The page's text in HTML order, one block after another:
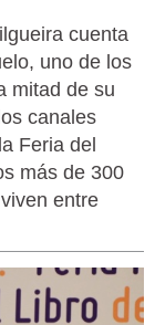
cuenta
uno de los
mitad de su
canales
Feria del
más de 300
entre